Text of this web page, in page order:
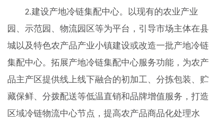
2.建设产地冷链集配中心。以现有的农业产业
园、示范园、物流园区等为平台，引导市场主体在县
城以及特色农产品产业小镇建设或改造一批产地冷链
集配中心。拓展产地冷链集配中心服务功能，为农产
品主产区提供线上线下融合的初加工、分拣包装、贮
藏保鲜、分拨配送等低温直销和品牌增值服务，打造
区域冷链物流中心节点，提高农产品商品化处理水